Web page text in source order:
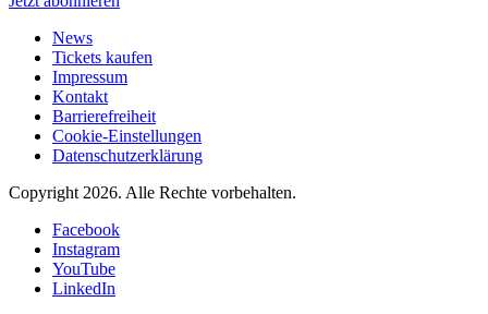
News
Tickets kaufen
Impressum
Kontakt
Barrierefreiheit
Cookie-Einstellungen
Datenschutzerklärung
Copyright 2026. Alle Rechte vorbehalten.
Facebook
Instagram
YouTube
LinkedIn